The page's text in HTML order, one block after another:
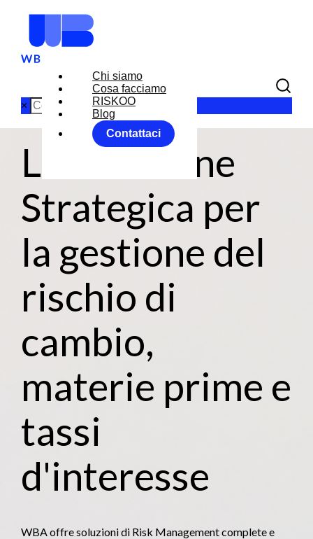
Chi siamo
Cosa facciamo
RISKOO
Blog
Contattaci
×
La Soluzione
Strategica per
la gestione del
rischio di
cambio,
materie prime e
tassi
d'interesse
WBA offre soluzioni di Risk Management complete e